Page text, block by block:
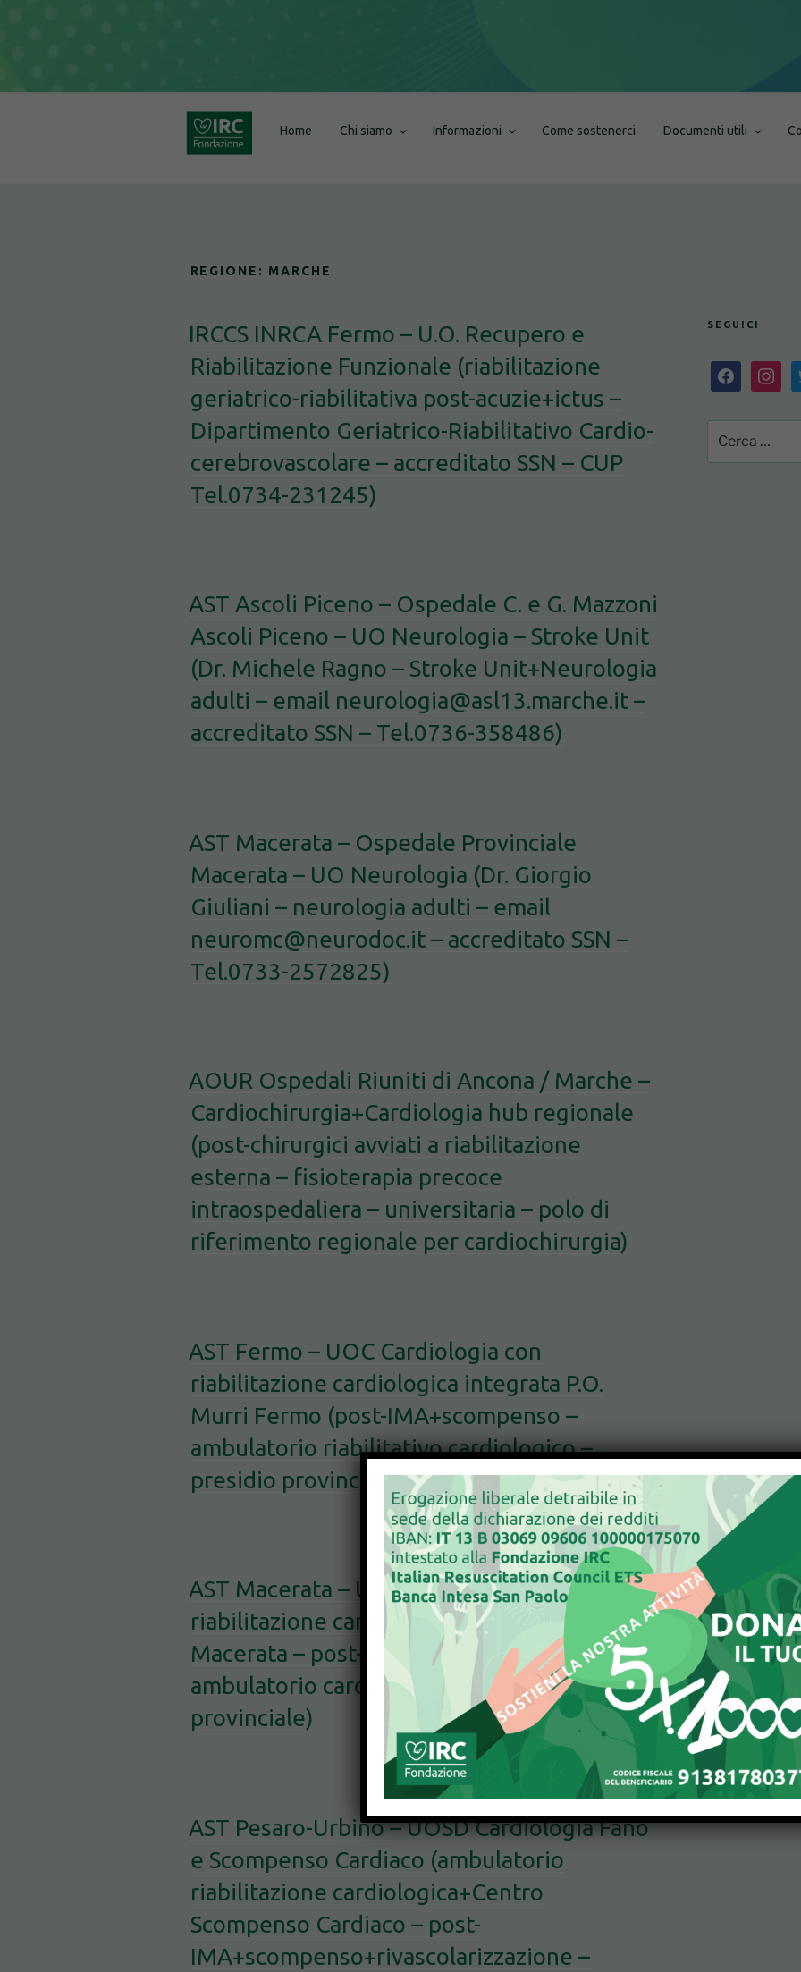
Home Chi siamo Informazioni Come sostenerci Documenti utili
REGIONE: MARCHE
IRCCS INRCA Fermo – U.O. Recupero e
Riabilitazione Funzionale (riabilitazione
geriatrico-riabilitativa post-acuzie+ictus –
Dipartimento Geriatrico-Riabilitativo Cardio-
cerebrovascolare – accreditato SSN – CUP
Tel.0734-231245)
AST Ascoli Piceno – Ospedale C. e G. Mazzoni
Ascoli Piceno – UO Neurologia – Stroke Unit
(Dr. Michele Ragno – Stroke Unit+Neurologia
adulti – email neurologia@asl13.marche.it –
accreditato SSN – Tel.0736-358486)
AST Macerata – Ospedale Provinciale
Macerata – UO Neurologia (Dr. Giorgio
Giuliani – neurologia adulti – email
neuromc@neurodoc.it – accreditato SSN –
Tel.0733-2572825)
AOUR Ospedali Riuniti di Ancona / Marche –
Cardiochirurgia+Cardiologia hub regionale
(post-chirurgici avviati a riabilitazione
esterna – fisioterapia precoce
intraospedaliera – universitaria – polo di
riferimento regionale per cardiochirurgia)
AST Fermo – UOC Cardiologia con
riabilitazione cardiologica integrata P.O.
Murri Fermo (post-IMA+scompenso –
ambulatorio riabilitativo cardiologico –
presidio provinciale)
AST Macerata – UOC Cardiologia con
riabilitazione cardiologica integrata (P.O.
Macerata – post-IMA+scompenso –
ambulatorio cardiologico+DH – presidio
provinciale)
AST Pesaro-Urbino – UOSD Cardiologia Fano
e Scompenso Cardiaco (ambulatorio
riabilitazione cardiologica+Centro
Scompenso Cardiaco – post-
IMA+scompenso+rivascolarizzazione –
SEGUICI
facebook